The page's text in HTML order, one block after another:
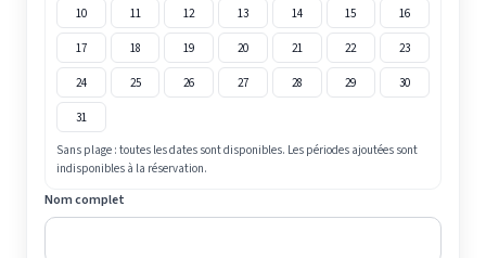
10 11 12 13 14 15 16
17 18 19 20 21 22 23
24 25 26 27 28 29 30
31
Sans plage : toutes les dates sont disponibles. Les périodes ajoutées sont
indisponibles à la réservation.
Nom complet